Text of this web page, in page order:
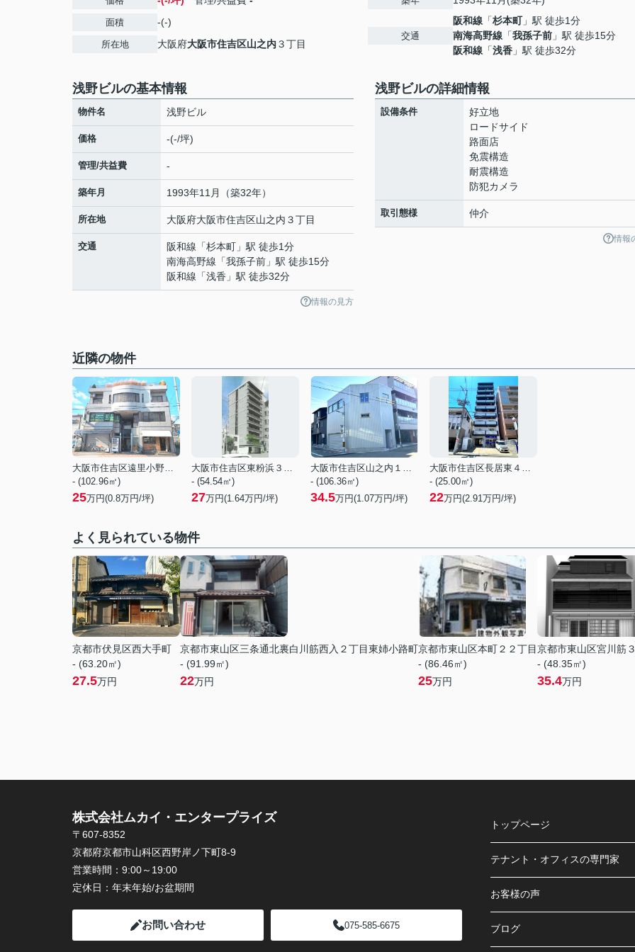
面積 -(-)
所在地 大阪府大阪市住吉区山之内３丁目
交通
阪和線 「杉本町」駅 徒歩1分
南海高野線 「我孫子前 」駅 徒歩15分
阪和線 「浅香 」駅 徒歩32分
浅野ビルの基本情報
物件名 浅野ビル
価格 -(-/坪)
管理/共益費 -
築年月 1993年11月（築32年）
所在地 大阪府大阪市住吉区山之内 ３丁目
交通 阪和線 「杉本町 」駅 徒歩1分
南海高野線 「我孫子前 」駅 徒歩15分
阪和線 「浅香 」駅 徒歩32分
情報の見方
浅野ビルの詳細情報
設備条件
好立地
ロードサイド
路面店
免震構造
耐震構造
防犯カメラ
取引態様 仲介
情報
近隣の物件
大阪市住吉区遠里小野５丁目
- (102.96㎡)
25万円(0.8万円/坪)
大阪市住吉区東粉浜３丁目
- (54.54㎡)
27万円(1.64万円/坪)
大阪市住吉区山之内１丁目
- (106.36㎡)
34.5万円(1.07万円/坪)
大阪市住吉区長居東４丁目
- (25.00㎡)
22万円(2.91万円/坪)
よく見られている物件
京都市伏見区西大手町
- (63.20㎡)
27.5万円
京都市東山区三条通北裏白川筋西入２丁目東姉小路町
- (91.99㎡)
22万円
京都市東山区本町２２丁目
- (86.46㎡)
25万円
京都市東山区宮川筋
- (48.35㎡)
35.4万円
株式会社ムカイ・エンタープライズ
〒607-8352
京都府京都市山科区西野岸ノ下町8-9
営業時間： 9:00～19:00
定休日： 年末年始/お盆期間
お問い合わせ 075-585-6675
トップページ
テナント・オフィスの専門家
お客様の声
ブログ